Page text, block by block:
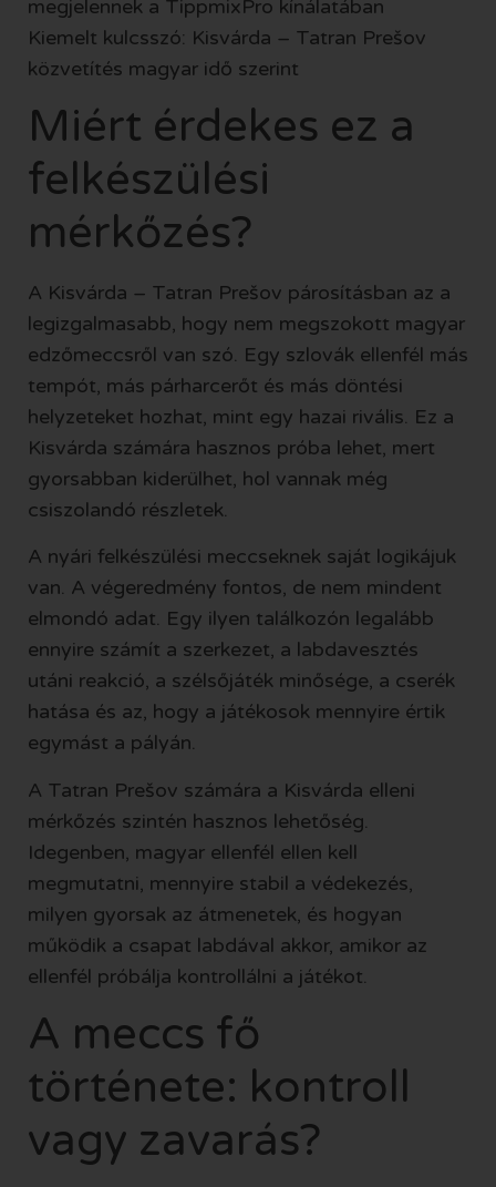
megjelennek a TippmixPro kínálatában
Kiemelt kulcsszó: Kisvárda – Tatran Prešov
közvetítés magyar idő szerint
Miért érdekes ez a
felkészülési
mérkőzés?
A Kisvárda – Tatran Prešov párosításban az a
legizgalmasabb, hogy nem megszokott magyar
edzőmeccsről van szó. Egy szlovák ellenfél más
tempót, más párharcerőt és más döntési
helyzeteket hozhat, mint egy hazai rivális. Ez a
Kisvárda számára hasznos próba lehet, mert
gyorsabban kiderülhet, hol vannak még
csiszolandó részletek.
A nyári felkészülési meccseknek saját logikájuk
van. A végeredmény fontos, de nem mindent
elmondó adat. Egy ilyen találkozón legalább
ennyire számít a szerkezet, a labdavesztés
utáni reakció, a szélsőjáték minősége, a cserék
hatása és az, hogy a játékosok mennyire értik
egymást a pályán.
A Tatran Prešov számára a Kisvárda elleni
mérkőzés szintén hasznos lehetőség.
Idegenben, magyar ellenfél ellen kell
megmutatni, mennyire stabil a védekezés,
milyen gyorsak az átmenetek, és hogyan
működik a csapat labdával akkor, amikor az
ellenfél próbálja kontrollálni a játékot.
A meccs fő
története: kontroll
vagy zavarás?